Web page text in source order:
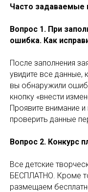
Часто задаваемые
Вопрос 1. При
ошибка. Как
После заполнения
увидите все данные,
вы обнаружили
кнопку «внести
Проявите внимание
проверить данные
Вопрос 2. Конкурс
Все детские
БЕСПЛАТНО. Кроме
размещаем